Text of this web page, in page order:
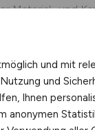
Material- und
Composite
Hagnau am
und mit
und
Ihnen
anonymen